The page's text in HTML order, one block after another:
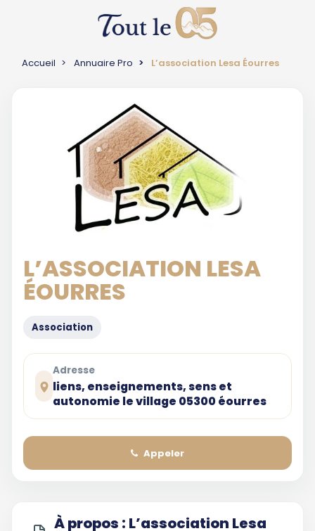
Accueil Annuaire Pro L’association Lesa Éourres
L’ASSOCIATION LESA
ÉOURRES
Association
Adresse
liens, enseignements, sens et
autonomie le village 05300 éourres
Appeler
À propos : L’association Lesa